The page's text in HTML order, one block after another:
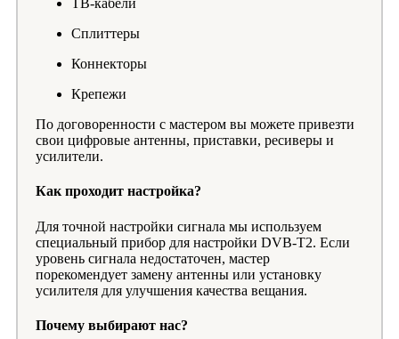
ТВ-кабели
Сплиттеры
Коннекторы
Крепежи
По договоренности с мастером вы можете привезти
свои цифровые антенны, приставки, ресиверы и
усилители.
Как проходит настройка?
Для точной настройки сигнала мы используем
специальный прибор для настройки DVB-T2. Если
уровень сигнала недостаточен, мастер
порекомендует замену антенны или установку
усилителя для улучшения качества вещания.
Почему выбирают нас?